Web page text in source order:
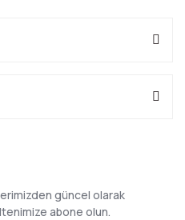
güncel olarak
abone olun.